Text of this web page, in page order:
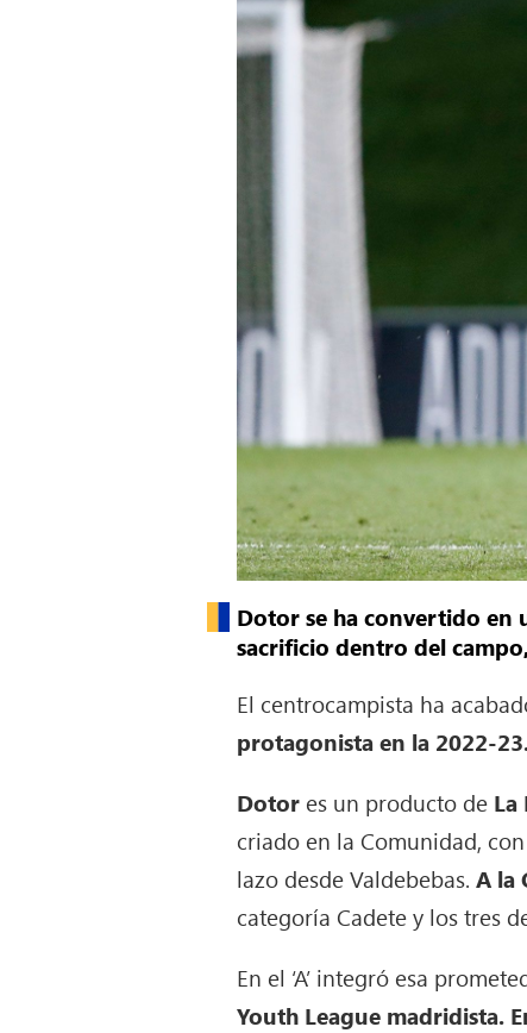
Dotor se ha convertido en
sacrificio dentro del
El centrocampista ha
protagonista en la 2022-
Dotor es un producto de La
criado en la Comunidad,
lazo desde Valdebebas.A la
categoría Cadete y los tres
En el ‘A’ integró esa
Youth League madridista.